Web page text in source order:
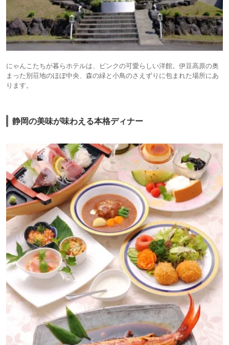
にゃんこたちが暮らホテルは、ピンクの可愛らしい洋館。伊豆高原の奥
まった別荘地のほぼ中央、森の緑と小鳥のさえずりに包まれた場所にあ
ります。
静岡の美味が味わえる本格ディナー